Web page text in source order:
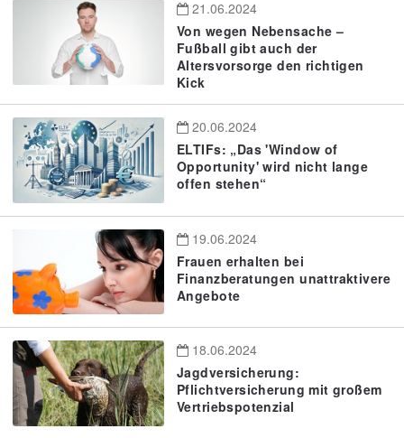
21.06.2024
Von wegen Nebensache –
Fußball gibt auch der
Altersvorsorge den richtigen
Kick
20.06.2024
ELTIFs: „Das 'Window of
Opportunity' wird nicht lange
offen stehen“
19.06.2024
Frauen erhalten bei
Finanzberatungen unattraktivere
Angebote
18.06.2024
Jagdversicherung:
Pflichtversicherung mit großem
Vertriebspotenzial